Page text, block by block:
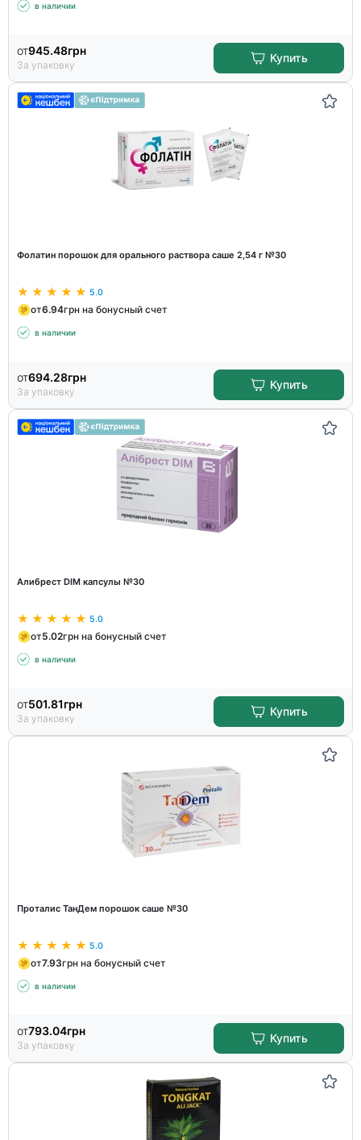
в наличии
от945.48грн
За упаковку
Купить
Фолатин порошок для орального раствора саше 2,54 г №30
5.0
от6.94грн на бонусный счет
в наличии
от694.28грн
За упаковку
Купить
Алибрест DIM капсулы №30
5.0
от5.02грн на бонусный счет
в наличии
от501.81грн
За упаковку
Купить
Проталис ТанДем порошок саше №30
5.0
от7.93грн на бонусный счет
в наличии
от793.04грн
За упаковку
Купить